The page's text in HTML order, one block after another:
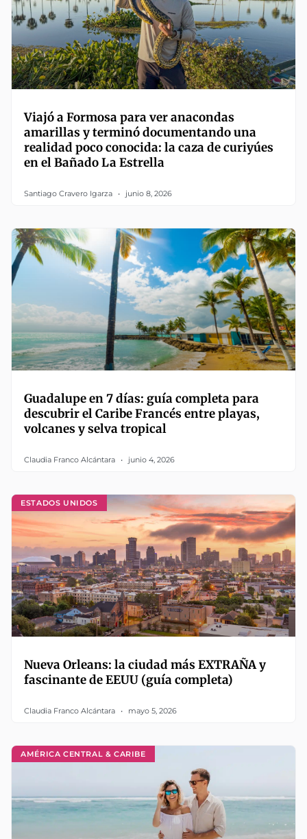
Viajó a Formosa para ver anacondas
amarillas y terminó documentando una
realidad poco conocida: la caza de curiyúes
en el Bañado La Estrella
Santiago Cravero Igarza junio 8, 2026
Guadalupe en 7 días: guía completa para
descubrir el Caribe Francés entre playas,
volcanes y selva tropical
Claudia Franco Alcántara junio 4, 2026
ESTADOS UNIDOS
Nueva Orleans: la ciudad más EXTRAÑA y
fascinante de EEUU (guía completa)
Claudia Franco Alcántara mayo 5, 2026
AMÉRICA CENTRAL & CARIBE